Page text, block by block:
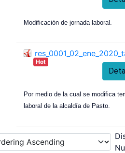
Modificación de jornada laboral.
Hot
Por medio de la cual se modifica
laboral de la alcaldía de Pasto.